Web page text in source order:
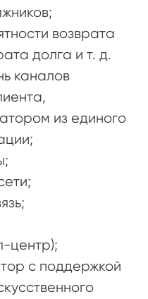
возврата
долга и т. д.
каналов
из единого
центр);
с поддержкой